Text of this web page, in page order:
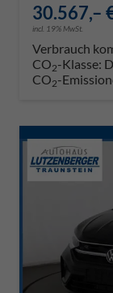
30.567,–
incl. 19% MwSt.
Verbrauch
CO2-Klasse: D
CO2-